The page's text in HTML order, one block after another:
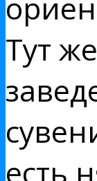
Тут
есть